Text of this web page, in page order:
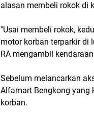
alasan membeli rokok di
''Usai membeli rokok,
motor korban terparkir di
RA mengambil
Sebelum melancarkan
Alfamart Bengkong yang
korban.